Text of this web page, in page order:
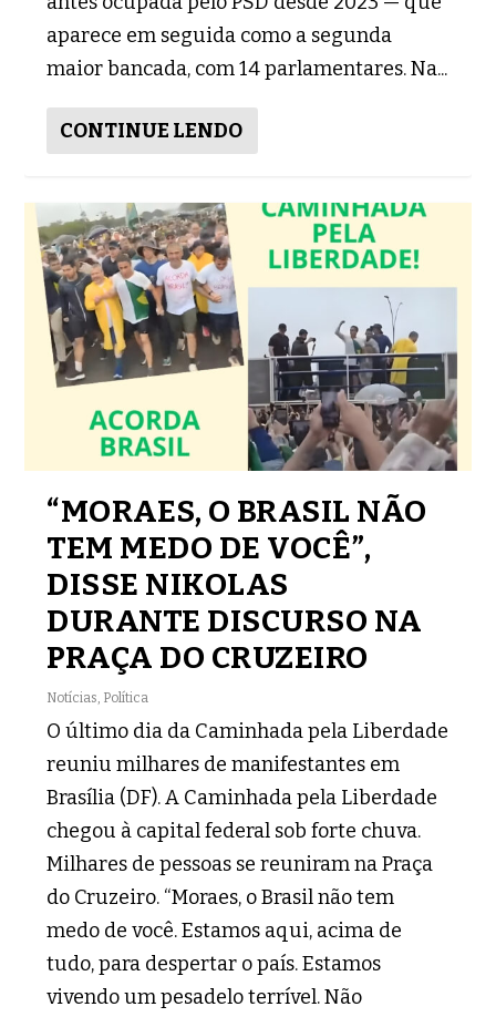
aparece em seguida como a segunda
maior bancada, com 14 parlamentares. Na...
CONTINUE LENDO
“MORAES, O BRASIL NÃO
TEM MEDO DE VOCÊ”,
DISSE NIKOLAS
DURANTE DISCURSO NA
PRAÇA DO CRUZEIRO
Notícias, Política
O último dia da Caminhada pela Liberdade
reuniu milhares de manifestantes em
Brasília (DF). A Caminhada pela Liberdade
chegou à capital federal sob forte chuva.
Milhares de pessoas se reuniram na Praça
do Cruzeiro. “Moraes, o Brasil não tem
medo de você. Estamos aqui, acima de
tudo, para despertar o país. Estamos
vivendo um pesadelo terrível. Não